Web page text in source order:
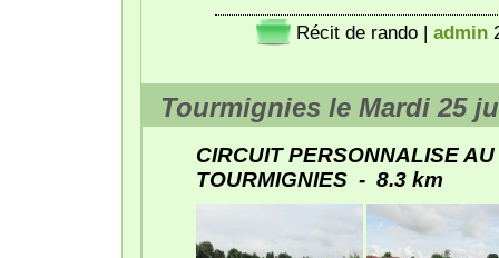
Récit de rando | admin
Tourmignies le Mardi 25
CIRCUIT PERSONNALISE
TOURMIGNIES - 8.3 km